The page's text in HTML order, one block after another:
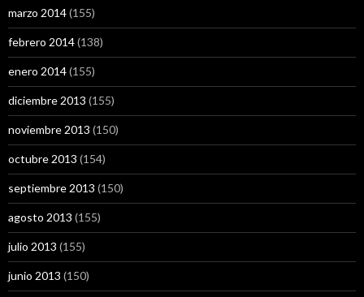
marzo 2014(155)
febrero 2014(138)
enero 2014(155)
diciembre 2013 (155)
noviembre 2013 (150)
octubre 2013 (154)
septiembre 2013 (150)
agosto 2013 (155)
julio 2013 (155)
junio 2013 (150)